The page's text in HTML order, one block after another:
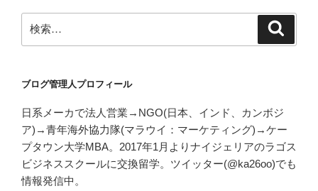
検
索:
ブログ管理人プロフィール
日系メーカで法人営業→NGO(日本、インド、カンボジ
ア)→青年海外協力隊(マラウイ：マーケティング)→ケー
プタウン大学MBA。2017年1月よりナイジェリアのラゴス
ビジネススクールに交換留学。ツイッター(@ka26oo)でも
情報発信中。